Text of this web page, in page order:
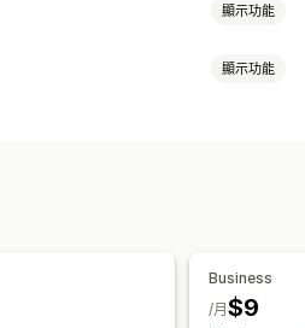
顯示功能
顯示功能
Business
$9
/月